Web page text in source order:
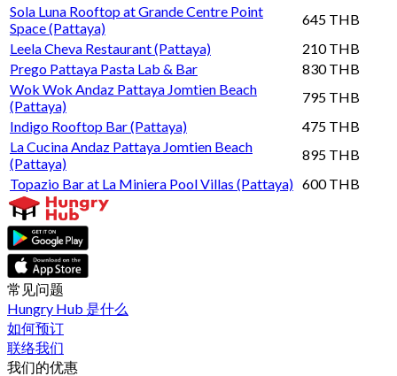
Sola Luna Rooftop at Grande Centre Point
Space (Pattaya)
645 THB
Leela Cheva Restaurant (Pattaya)
210 THB
Prego Pattaya Pasta Lab & Bar
830 THB
Wok Wok Andaz Pattaya Jomtien Beach
(Pattaya)
795 THB
Indigo Rooftop Bar (Pattaya)
475 THB
La Cucina Andaz Pattaya Jomtien Beach
(Pattaya)
895 THB
Topazio Bar at La Miniera Pool Villas (Pattaya) 600 THB
常见问题
Hungry Hub 是什么
如何预订
联络我们
我们的优惠